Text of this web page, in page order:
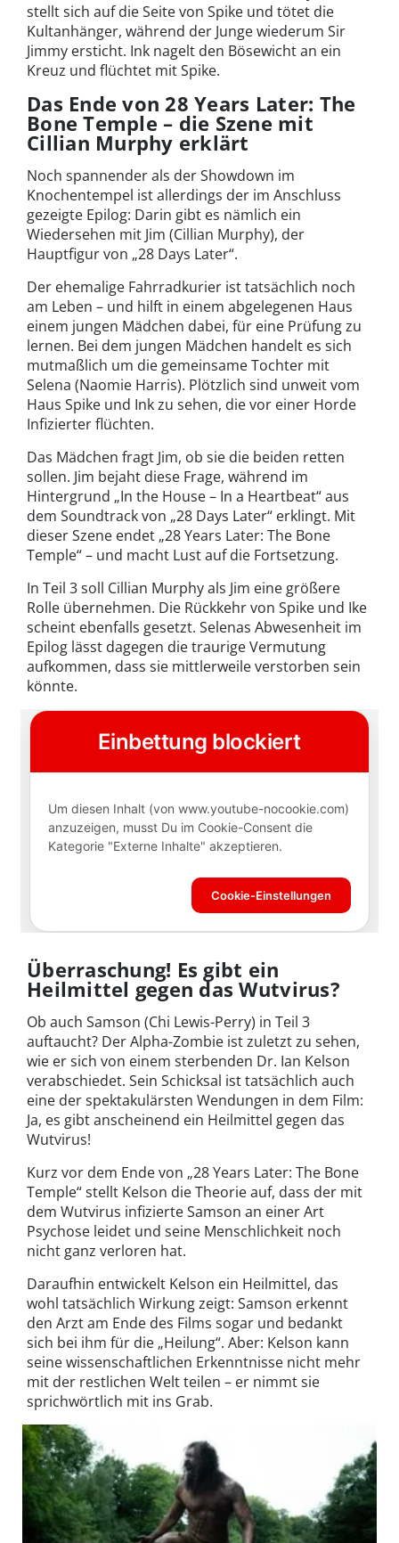
stellt sich auf die Seite von Spike und tötet die
Kultanhänger, während der Junge wiederum Sir
Jimmy ersticht. Ink nagelt den Bösewicht an ein
Kreuz und flüchtet mit Spike.
Das Ende von 28 Years Later: The
Bone Temple – die Szene mit
Cillian Murphy erklärt
Noch spannender als der Showdown im
Knochentempel ist allerdings der im Anschluss
gezeigte Epilog: Darin gibt es nämlich ein
Wiedersehen mit Jim (Cillian Murphy), der
Hauptfigur von „28 Days Later“.
Der ehemalige Fahrradkurier ist tatsächlich noch
am Leben – und hilft in einem abgelegenen Haus
einem jungen Mädchen dabei, für eine Prüfung zu
lernen. Bei dem jungen Mädchen handelt es sich
mutmaßlich um die gemeinsame Tochter mit
Selena (Naomie Harris). Plötzlich sind unweit vom
Haus Spike und Ink zu sehen, die vor einer Horde
Infizierter flüchten.
Das Mädchen fragt Jim, ob sie die beiden retten
sollen. Jim bejaht diese Frage, während im
Hintergrund „In the House – In a Heartbeat“ aus
dem Soundtrack von „28 Days Later“ erklingt. Mit
dieser Szene endet „28 Years Later: The Bone
Temple“ – und macht Lust auf die Fortsetzung.
In Teil 3 soll Cillian Murphy als Jim eine größere
Rolle übernehmen. Die Rückkehr von Spike und Ike
scheint ebenfalls gesetzt. Selenas Abwesenheit im
Epilog lässt dagegen die traurige Vermutung
aufkommen, dass sie mittlerweile verstorben sein
könnte.
Überraschung! Es gibt ein
Heilmittel gegen das Wutvirus?
Ob auch Samson (Chi Lewis-Perry) in Teil 3
auftaucht? Der Alpha-Zombie ist zuletzt zu sehen,
wie er sich von einem sterbenden Dr. Ian Kelson
verabschiedet. Sein Schicksal ist tatsächlich auch
eine der spektakulärsten Wendungen in dem Film:
Ja, es gibt anscheinend ein Heilmittel gegen das
Wutvirus!
Kurz vor dem Ende von „28 Years Later: The Bone
Temple“ stellt Kelson die Theorie auf, dass der mit
dem Wutvirus infizierte Samson an einer Art
Psychose leidet und seine Menschlichkeit noch
nicht ganz verloren hat.
Daraufhin entwickelt Kelson ein Heilmittel, das
wohl tatsächlich Wirkung zeigt: Samson erkennt
den Arzt am Ende des Films sogar und bedankt
sich bei ihm für die „Heilung“. Aber: Kelson kann
seine wissenschaftlichen Erkenntnisse nicht mehr
mit der restlichen Welt teilen – er nimmt sie
sprichwörtlich mit ins Grab.